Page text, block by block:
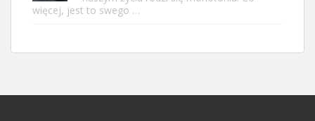
więcej, jest to swego …